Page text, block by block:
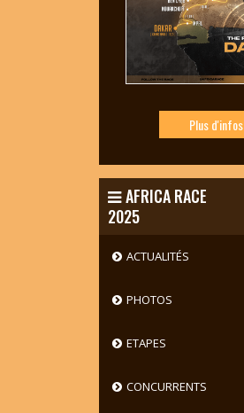
Plus d'infos
AFRICA RACE
2025
ACTUALITÉS
PHOTOS
ETAPES
CONCURRENTS